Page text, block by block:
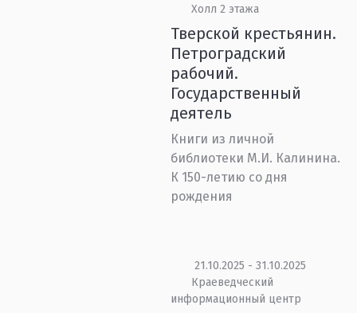
Холл 2 этажа
Тверской крестьянин.
Петроградский
рабочий.
Государственный
деятель
Книги из личной
библиотеки М.И. Калинина.
К 150-летию со дня
рождения
21.10.2025 - 31.10.2025
Краеведческий
информационный центр